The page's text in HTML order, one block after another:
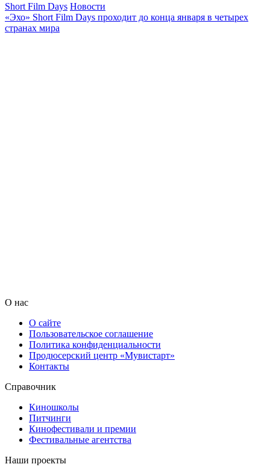
Short Film Days Новости
«Эхо» Short Film Days проходит до конца января в четырех
странах мира
О нас
О сайте
Пользовательское соглашение
Политика конфиденциальности
Продюсерский центр «Мувистарт»
Контакты
Справочник
Киношколы
Питчинги
Кинофестивали и премии
Фестивальные агентства
Наши проекты